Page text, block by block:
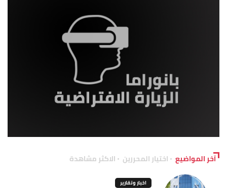
آخر المواضيع اختيار المحررين الاكثر مشاهدة
اخبار وتقارير